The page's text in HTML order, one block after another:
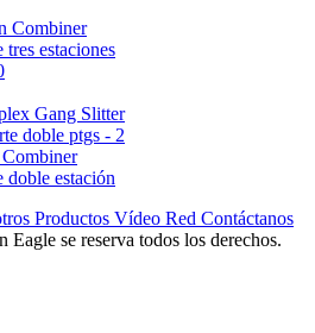
estaciones
doble ptgs - 2
doble estación
Productos Vídeo Red Contáctanos
se reserva todos los derechos.